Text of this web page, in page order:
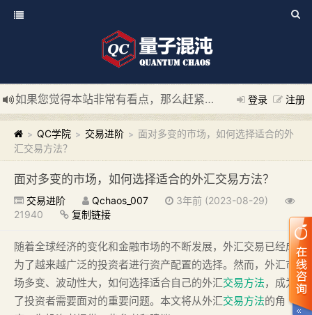
登录 注册
如果您觉得本站非常有看点，那么赶紧使用Ctrl+D 收藏我们吧
新添加量子混沌系统板块，欢迎大家访问！
---“量子混沌系
> QC学院 > 交易进阶 > 面对多变的市场，如何选择适合的外
汇交易方法？
面对多变的市场，如何选择适合的外汇交易方法？
交易进阶 Qchaos_007
3年前 (2023-08-29)
21940
复制链接
随着全球经济的变化和金融市场的不断发展，外汇交易已经成
为了越来越广泛的投资者进行资产配置的选择。然而，外汇市
场多变、波动性大，如何选择适合自己的外汇交易方法，成为
了投资者需要面对的重要问题。本文将从外汇交易方法的角